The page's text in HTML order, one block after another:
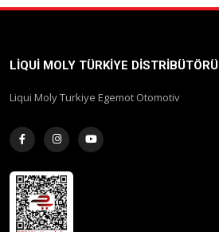
LIQUI MOLY TÜRKIYE DISTRIBÜTÖRÜ
Liqui Moly Turkiye Egemot Otomotiv